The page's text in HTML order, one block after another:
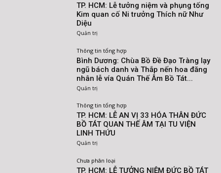
TP. HCM: Lễ tưởng niệm và phụng tống
Kim quan cố Ni trưởng Thích nữ Như
Diệu
Quản trị
Thông tin tổng hợp
Bình Dương: Chùa Bồ Đề Đạo Tràng lạy
ngũ bách danh và Thắp nến hoa đăng
nhân lễ vía Quán Thế Âm Bồ Tát...
Quản trị
Thông tin tổng hợp
TP. HCM: LỄ AN VỊ 33 HÓA THÂN ĐỨC
BỒ TÁT QUAN THẾ ÂM TẠI TU VIỆN
LINH THỨU
Quản trị
Chưa phân loại
TP. HCM: LỄ TƯỞNG NIỆM ĐỨC BỒ TÁT